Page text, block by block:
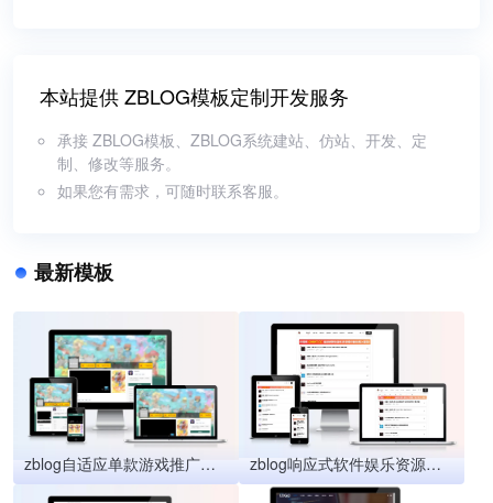
本站提供 ZBLOG模板定制开发服务
承接 ZBLOG模板、ZBLOG系统建站、仿站、开发、定
制、修改等服务。
如果您有需求，可随时联系客服。
最新模板
zblog自适应单款游戏推广主题 zblog响应式软件娱乐资源主题